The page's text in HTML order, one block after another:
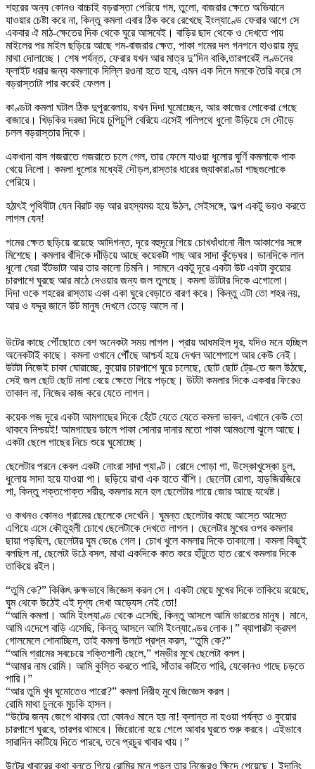
শহরের অন্য কোনও বাচ্চাই বড়রাস্তা পেরিয়ে গম, তুলো, বাজরার ক্ষেতে অভিযানে
যাওয়ার চেষ্টা করে না, কিন্তু কমলা এবার ঠিক করে রেখেছে ইংল্যাণ্ডে ফেরার আগে সে
একবার ঐ মাঠ-ক্ষেতের দিক থেকে ঘুরে আসবেই। বাড়ির ছাদ থেকে ও দেখতে পায়
মাইলের পর মাইল ছড়িয়ে আছে গম-বাজরার ক্ষেত, পাকা গমের দল গনগনে হাওয়ায় মৃদু
মাথা দোলাচ্ছে। শেষ পর্যন্ত, ফেরার যখন আর মাত্র দু’দিন বাকি,তারপরেই লণ্ডনের
ফ্লাইট ধরার জন্য কমলাকে দিল্লি রওনা হতে হবে, এমন এক দিনে মনকে তৈরি করে সে
বড়রাস্তাটা পার করেই ফেলল।
কাণ্ডটা কমলা ঘটাল ঠিক দুপুরবেলায়, যখন দিদা ঘুমোচ্ছেন, আর কাজের লোকেরা গেছে
বাজারে। খিড়কির দরজা দিয়ে চুপিচুপি বেরিয়ে এসেই গলিপথে ধুলো উড়িয়ে সে দৌড়ে
চলল বড়রাস্তার দিকে।
একখানা বাস গজরাতে গজরাতে চলে গেল, তার ফেলে যাওয়া ধুলোর ঘুর্ণি কমলাকে পাক
খেয়ে নিলো। কমলা ধুলোর মধ্যেই দৌড়ল,রাস্তার ধারের জ্যাকারাণ্ডা গাছগুলোকে
পেরিয়ে।
হঠাৎই পৃথিবীটা যেন বিরাট বড় আর রহস্যময় হয়ে উঠল, সেইসঙ্গে, অল্প একটু ভয়ও করতে
লাগল যেন!
গমের ক্ষেত ছড়িয়ে রয়েছে আদিগন্ত, দূরে বহুদূরে গিয়ে চোখধাঁধানো নীল আকাশের সঙ্গে
মিশেছে। কমলার বাঁদিকে দাঁড়িয়ে আছে কয়েকটা গাছ আর সাদা কুঁড়েঘর। ডানদিকে লাল
ধুলো ঘেরা ইঁটভাটা আর তার কালো চিমনি। সামনে একটু দূরে একটা উট একটা কুয়োর
চারপাশে ঘুরছে আর মাঠে দেওয়ার জন্য জল তুলছে। কমলা উটটার দিকে এগোলো।
দিদা ওকে শহরের রাস্তায় একা একা ঘুরে বেড়াতে বারণ করে। কিন্তু এটা তো শহর নয়,
আর ও যদ্দূর জানে উট মানুষ দেখলে তেড়ে আসে না।
উটের কাছে পৌঁছোতে বেশ অনেকটা সময় লাগল। প্রায় আধমাইল দূর, যদিও মনে হচ্ছিল
অনেকটাই কাছে। কমলা ওখানে পৌঁছে আশ্চর্য হয়ে দেখল আশেপাশে আর কেউ নেই।
উটটা নিজেই চাকা ঘোরাচ্ছে, কুয়োর চারপাশে ঘুরে চলেছে, ছোট ছোট ট্রে-তে জল উঠছে,
সেই জল ছোট ছোট নালা বেয়ে ক্ষেতে গিয়ে পড়ছে। উটটা কমলার দিকে একবার ফিরেও
তাকাল না, নিজের কাজ করে যেতে লাগল।
কয়েক গজ দূরে একটা আমগাছের দিকে হেঁটে যেতে যেতে কমলা ভাবল, এখানে কেউ তো
থাকবে নিশ্চয়ই! আমগাছের ডালে পাকা সোনার দানার মতো পাকা আমগুলো ঝুলে আছে।
একটা ছেলে গাছের নিচে শুয়ে ঘুমোচ্ছে।
ছেলেটার পরনে কেবল একটা নোংরা সাদা প্যাণ্ট। রোদে পোড়া গা, উস্কোখুস্কো চুল,
ধুলোয় সাদা হয়ে যাওয়া পা। ছড়িয়ে রাখা এক হাতে বাঁশি। ছেলেটা রোগা, হাড়জিরজিরে
পা, কিন্তু শক্তপোক্ত শরীর, কমলার মনে হল ছেলেটার গায়ে জোর আছে যথেষ্ট।
ও কখনও কোনও গ্রামের ছেলেকে দেখেনি। ঘুমন্ত ছেলেটার কাছে আস্তে আস্তে
এগিয়ে এসে কৌতুহলী চোখে ছেলেটাকে দেখতে লাগল। ছেলেটার মুখের ওপর কমলার
ছায়া পড়ছিল, ছেলেটার ঘুম ভেঙে গেল। চোখ খুলে কমলার দিকে তাকালো। কমলা কিছুই
বলছিল না, ছেলেটা উঠে বসল, মাথা একদিকে কাত করে হাঁটুতে হাত রেখে কমলার দিকে
তাকিয়ে রইল।
“তুমি কে?” কিঞ্চিৎ রুক্ষভাবে জিজ্ঞেস করল সে। একটা মেয়ে মুখের দিকে তাকিয়ে রয়েছে,
ঘুম থেকে উঠেই এই দৃশ্য দেখা অভ্যেস নেই তো!
“আমি কমলা। আমি ইংল্যাণ্ড থেকে এসেছি, কিন্তু আসলে আমি ভারতের মানুষ। মানে,
আমি এদেশে বাড়ি এসেছি, কিন্তু আসলে আমি ইংল্যাণ্ডের লোক।” ব্যাপারটা ক্রমশ
গোলমেলে শোনাচ্ছিল, তাই কমলা উলটে প্রশ্ন করল, “তুমি কে?”
“আমি গ্রামের সবচেয়ে শক্তিশালী ছেলে,” গম্ভীর মুখে ছেলেটা বলল।
“আমার নাম রোমি। আমি কুস্তি করতে পারি, সাঁতার কাটতে পারি, যেকোনও গাছে চড়তে
পারি।”
“আর তুমি খুব ঘুমোতেও পারো?” কমলা নিরীহ মুখে জিজ্ঞেস করল।
রোমি মাথা চুলকে মুচকি হাসল।
“উটের জন্য জেগে থাকার তো কোনও মানে হয় না! ক্লান্ত না হওয়া পর্যন্ত ও কুয়োর
চারপাশে ঘুরবে, তারপর থামবে। জিরোনো হয়ে গেলে আবার ঘুরতে শুরু করবে। এইভাবে
সারাদিন কাটিয়ে দিতে পারবে, তবে প্রচুর খাবার খায়।”
উটের খাবারের কথা বলতে গিয়ে রোমির মনে পড়ল তার নিজেরও ক্ষিদে পেয়েছে। ইদানিং